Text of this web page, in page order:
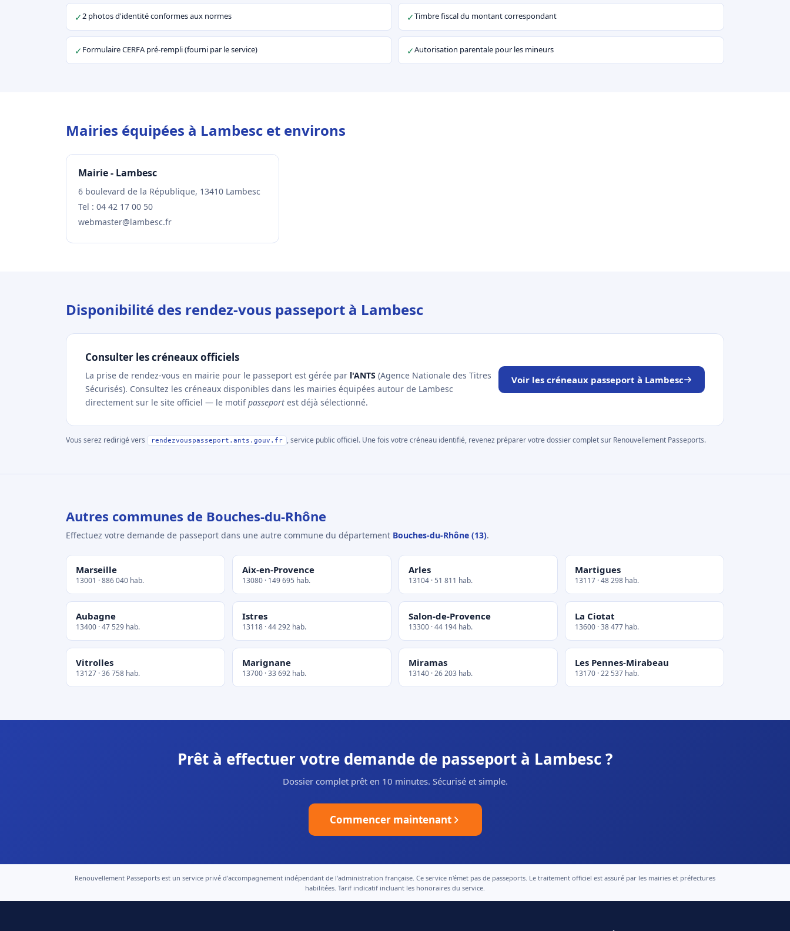
✓2 photos d'identité conformes aux normes ✓Timbre fiscal du montant correspondant
✓ Formulaire CERFA pré-rempli (fourni par le service) ✓Autorisation parentale pour les mineurs
Mairies équipées à Lambesc et environs
Mairie - Lambesc
6 boulevard de la République, 13410 Lambesc
Tel : 04 42 17 00 50
webmaster@lambesc.fr
Disponibilité des rendez-vous passeport à Lambesc
Consulter les créneaux officiels
La prise de rendez-vous en mairie pour le passeport est gérée par l'ANTS (Agence Nationale des Titres
Sécurisés). Consultez les créneaux disponibles dans les mairies équipées autour de Lambesc
directement sur le site officiel — le motifpasseport est déjà sélectionné.
Voir les créneaux passeport à Lambesc
Vous serez redirigé vers rendezvouspasseport.ants.gouv.fr , service public officiel. Une fois votre créneau identifié, revenez préparer votre dossier complet sur Renouvellement Passeports.
Autres communes de Bouches-du-Rhône
Effectuez votre demande de passeport dans une autre commune du département Bouches-du-Rhône (13).
Marseille
13001 · 886 040 hab.
Aix-en-Provence
13080 · 149 695 hab.
Arles
13104 · 51 811 hab.
Martigues
13117 · 48 298 hab.
Aubagne
13400 · 47 529 hab.
Istres
13118 · 44 292 hab.
Salon-de-Provence
13300 · 44 194 hab.
La Ciotat
13600 · 38 477 hab.
Vitrolles
13127 · 36 758 hab.
Marignane
13700 · 33 692 hab.
Miramas
13140 · 26 203 hab.
Les Pennes-Mirabeau
13170 · 22 537 hab.
Prêt à effectuer votre demande de passeport à Lambesc ?
Dossier complet prêt en 10 minutes. Sécurisé et simple.
Commencer maintenant
Renouvellement Passeports est un service privé d'accompagnement indépendant de l'administration française. Ce service n'émet pas de passeports. Le traitement officiel est assuré par les mairies et préfectures
habilitées. Tarif indicatif incluant les honoraires du service.